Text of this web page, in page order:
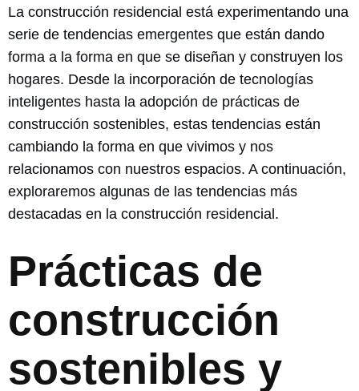
La construcción residencial está experimentando una
serie de tendencias emergentes que están dando
forma a la forma en que se diseñan y construyen los
hogares. Desde la incorporación de tecnologías
inteligentes hasta la adopción de prácticas de
construcción sostenibles, estas tendencias están
cambiando la forma en que vivimos y nos
relacionamos con nuestros espacios. A continuación,
exploraremos algunas de las tendencias más
destacadas en la construcción residencial.
Prácticas de
construcción
sostenibles y